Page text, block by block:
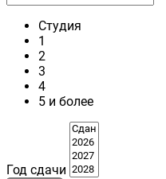
Студия
1
2
3
4
5 и более
Год сдачи